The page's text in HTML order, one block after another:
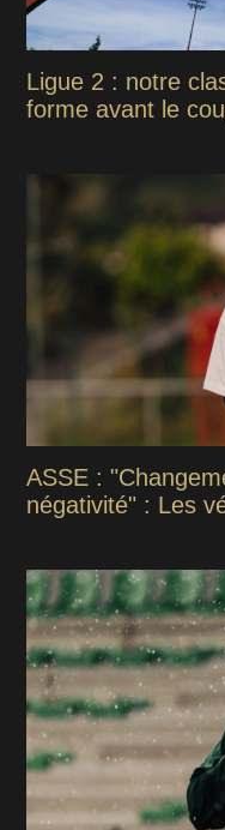
Ligue 2 : notre
forme avant le
ASSE :
négativité" : Les